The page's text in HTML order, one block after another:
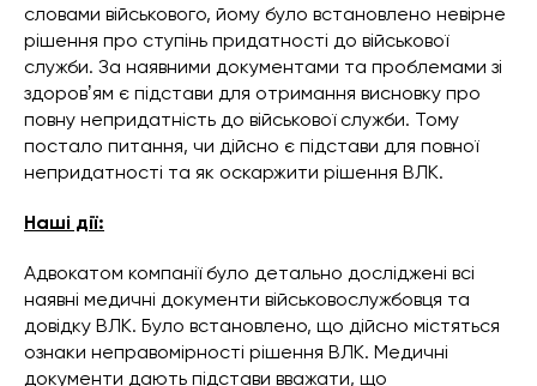
словами військового, йому було встановлено невірне
рішення про ступінь придатності до військової
служби. За наявними документами та проблемами зі
здоровʼям є підстави для отримання висновку про
повну непридатність до військової служби. Тому
постало питання, чи дійсно є підстави для повної
непридатності та як оскаржити рішення ВЛК.
Наші дії:
Адвокатом компанії було детально досліджені всі
наявні медичні документи військовослужбовця та
довідку ВЛК. Було встановлено, що дійсно містяться
ознаки неправомірності рішення ВЛК. Медичні
документи дають підстави вважати, що